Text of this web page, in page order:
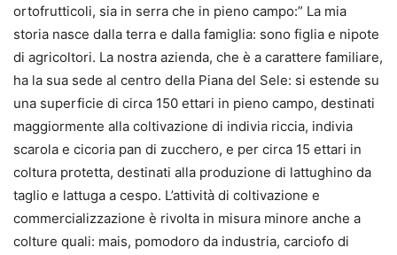
ortofrutticoli, sia in serra che in pieno campo:” La mia
storia nasce dalla terra e dalla famiglia: sono figlia e nipote
di agricoltori. La nostra azienda, che è a carattere familiare,
ha la sua sede al centro della Piana del Sele: si estende su
una superficie di circa 150 ettari in pieno campo, destinati
maggiormente alla coltivazione di indivia riccia, indivia
scarola e cicoria pan di zucchero, e per circa 15 ettari in
coltura protetta, destinati alla produzione di lattughino da
taglio e lattuga a cespo. L’attività di coltivazione e
commercializzazione è rivolta in misura minore anche a
colture quali: mais, pomodoro da industria, carciofo di